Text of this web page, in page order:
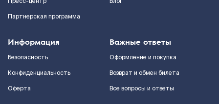
Партнерская программа
Информация
Безопасность
Конфиденциальность
Оферта
Важные ответы
Оформление и покупка
Возврат и обмен билета
Все вопросы и ответы